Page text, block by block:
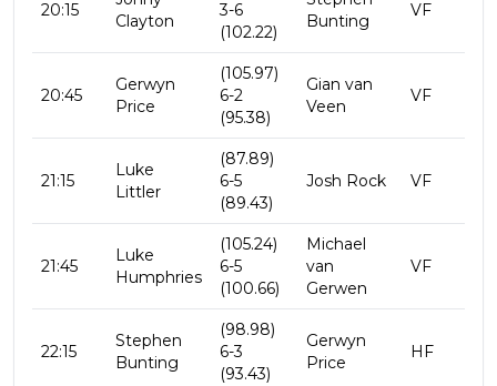
20:15
Clayton
3-6
(102.22)
Bunting
VF
20:45
Gerwyn
Price
(105.97)
6-2
(95.38)
Gian van
Veen
VF
21:15
Luke
Littler
(87.89)
6-5
(89.43)
Josh Rock VF
21:45
Luke
Humphries
(105.24)
6-5
(100.66)
Michael
van
Gerwen
VF
22:15
Stephen
Bunting
(98.98)
6-3
(93.43)
Gerwyn
Price
HF